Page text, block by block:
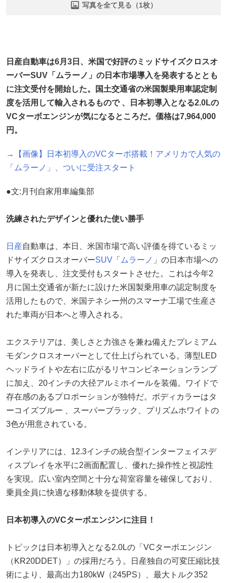
写真を全て見る（1枚）
日産自動車は6月3日、米国で好評のミッドサイズクロスオ
ーバーSUV「ムラーノ」の日本市場導入を発表するととも
に注文受付を開始した。国土交通省の米国製乗用車認定制
度を活用して輸入されるもので 、日本初導入となる2.0Lの
VCターボエンジンが気になるところだ。価格は7,964,000
円。
→【画像】日本初導入のVCターボ搭載！アメリカで人気の
「ムラーノ」、ついに受注スタート
●文:月刊自家用車編集部
洗練されたデザインと優れた使い勝手
日産自動車は、本日、米国市場で高い評価を得ているミッ
ドサイズクロスオーバーSUV 「 ムラーノ 」の日本市場への
導入を発表し、注文受付もスタートさせた。これは今年2
月に国土交通省が新たに設けた米国製乗用車の認定制度を
活用したもので、米国テネシー州のスマーナ工場で生産さ
れた車両が日本へと導入される。
エクステリアは、美しさと力強さを兼ね備えたプレミアム
モダンクロスオーバーとして仕上げられている。薄型LED
ヘッドライトや左右に広がるリヤコンビネーションランプ
に加え、20インチの大径アルミホイールを装備。ワイドで
存在感のあるプロポーションが独特だ。ボディカラーはタ
ーコイズブルー 、スーパーブラック、プリズムホワイトの
3色が用意されている。
インテリアには、12.3インチの統合型インターフェイスデ
ィスプレイを水平に2画面配置し、優れた操作性と視認性
を実現。広い室内空間と十分な荷室容量を確保しており、
乗員全員に快適な移動体験を提供する。
日本初導入のVCターボエンジンに注目！
トピックは日本初導入となる2.0Lの「VCターボエンジン
（KR20DDET）」の採用だろう。日産独自の可変圧縮比技
術により、最高出力180kW（245PS）、最大トルク352